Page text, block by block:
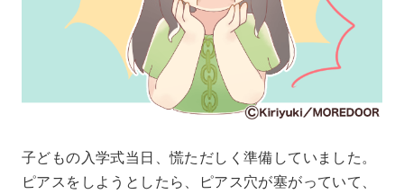
子どもの入学式当日、慌ただしく準備していました。
ピアスをしようとしたら、ピアス穴が塞がっていて、